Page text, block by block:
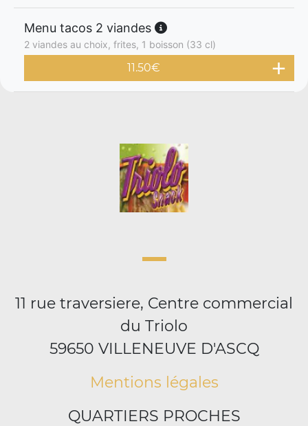
Menu tacos 2 viandes
2 viandes au choix, frites, 1 boisson (33 cl)
11.50€
11 rue traversiere, Centre commercial
du Triolo
59650 VILLENEUVE D'ASCQ
Mentions légales
QUARTIERS PROCHES